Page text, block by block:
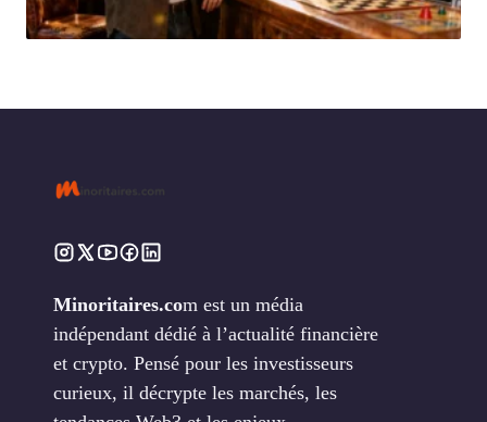
Minoritaires.com est un média
indépendant dédié à l’actualité financière
et crypto. Pensé pour les investisseurs
curieux, il décrypte les marchés, les